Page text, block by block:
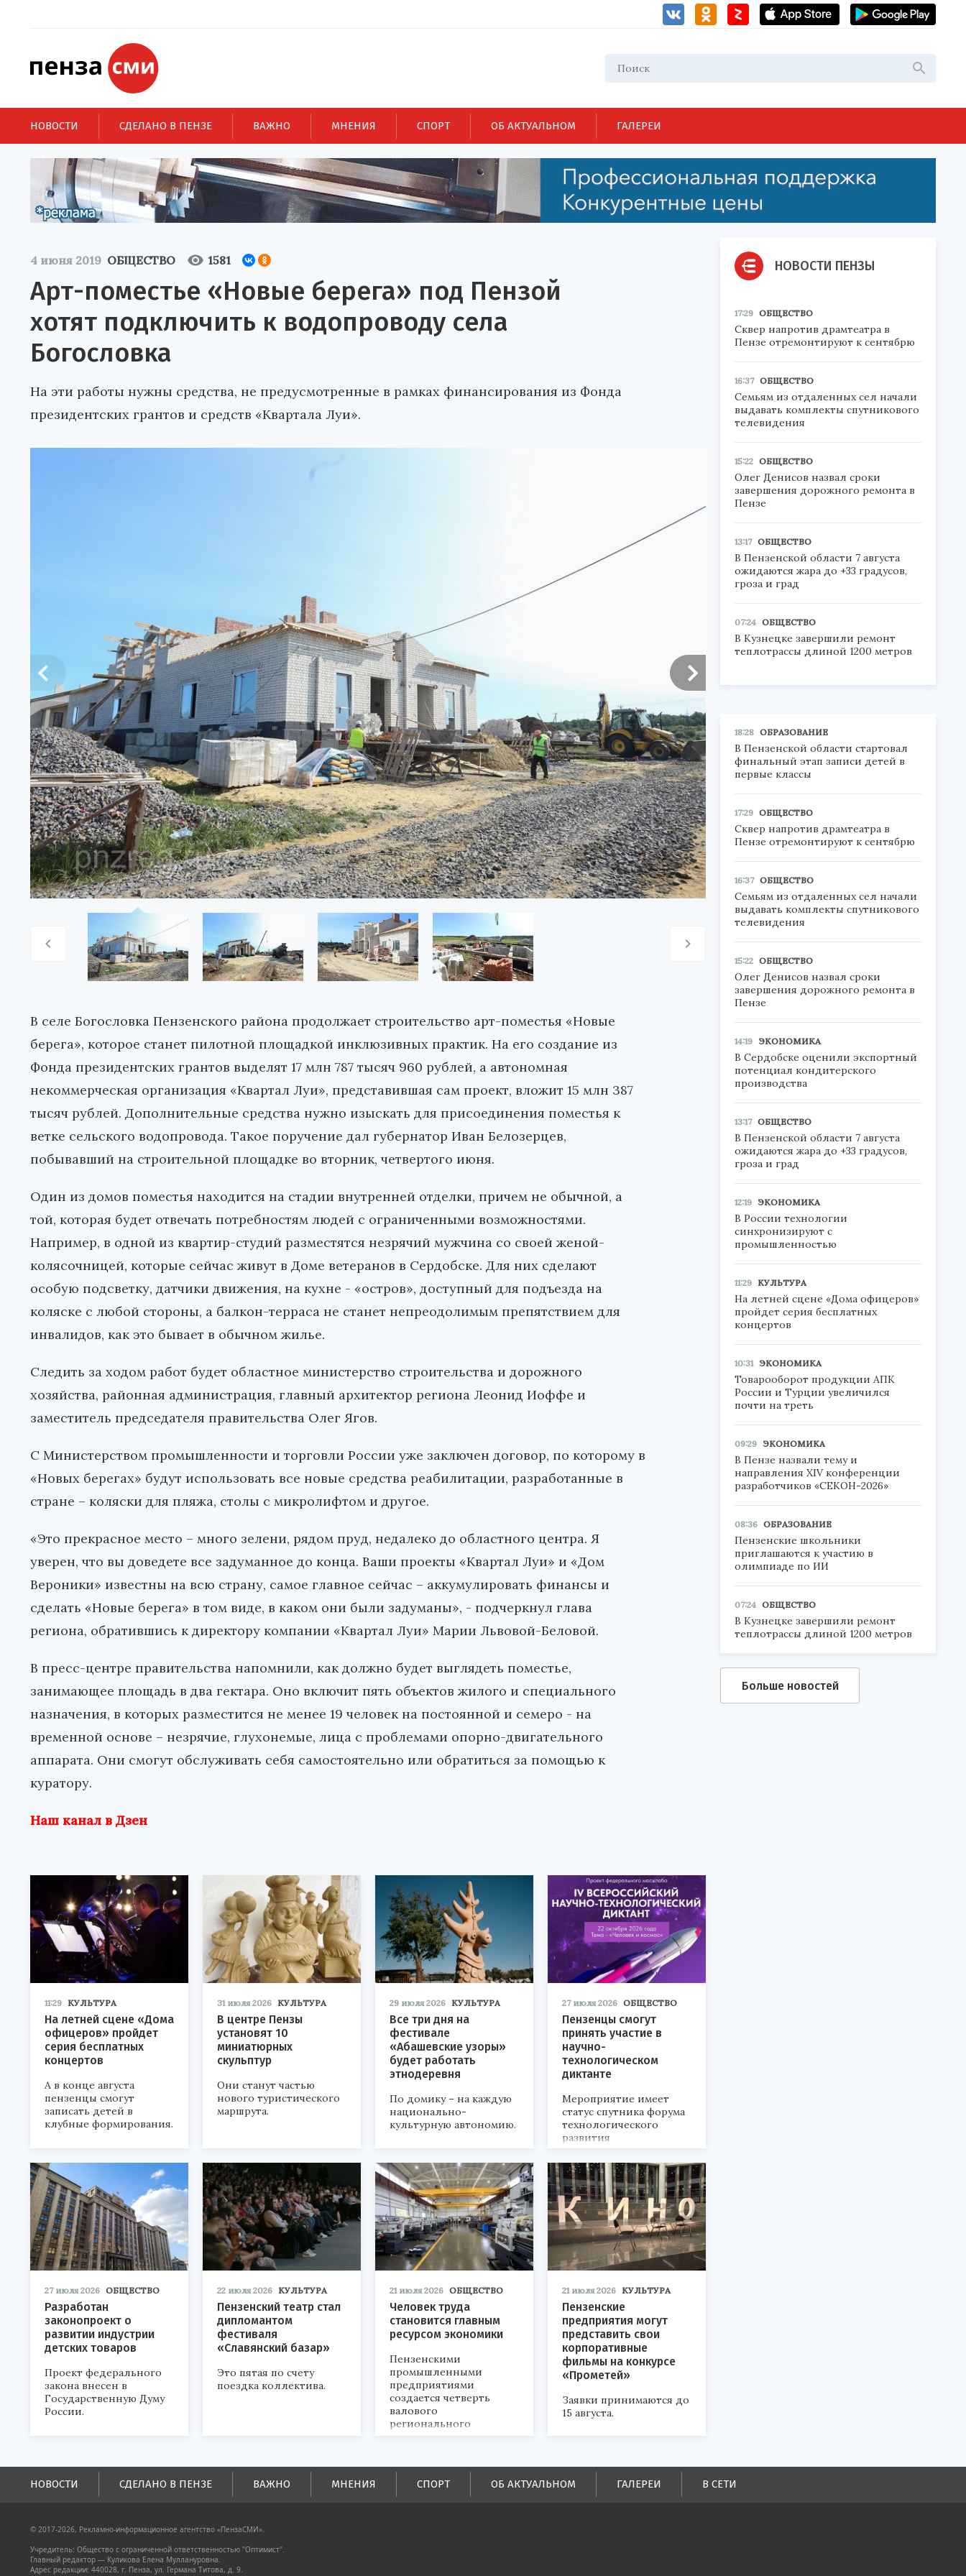
НОВОСТИ СДЕЛАНО В ПЕНЗЕ ВАЖНО МНЕНИЯ СПОРТ ОБ АКТУАЛЬНОМ ГАЛЕРЕИ
4 июня 2019 ОБЩЕСТВО 1581
Арт-поместье «Новые берега» под Пензой
хотят подключить к водопроводу села
Богословка
На эти работы нужны средства, не предусмотренные в рамках финансирования из Фонда
президентских грантов и средств «Квартала Луи».
В селе Богословка Пензенского района продолжает строительство арт-поместья «Новые
берега», которое станет пилотной площадкой инклюзивных практик. На его создание из
Фонда президентских грантов выделят 17 млн 787 тысяч 960 рублей, а автономная
некоммерческая организация «Квартал Луи», представившая сам проект, вложит 15 млн 387
тысяч рублей. Дополнительные средства нужно изыскать для присоединения поместья к
ветке сельского водопровода. Такое поручение дал губернатор Иван Белозерцев,
побывавший на строительной площадке во вторник, четвертого июня.
Один из домов поместья находится на стадии внутренней отделки, причем не обычной, а
той, которая будет отвечать потребностям людей с ограниченными возможностями.
Например, в одной из квартир-студий разместятся незрячий мужчина со своей женой-
колясочницей, которые сейчас живут в Доме ветеранов в Сердобске. Для них сделают
особую подсветку, датчики движения, на кухне - «остров», доступный для подъезда на
коляске с любой стороны, а балкон-терраса не станет непреодолимым препятствием для
инвалидов, как это бывает в обычном жилье.
Следить за ходом работ будет областное министерство строительства и дорожного
хозяйства, районная администрация, главный архитектор региона Леонид Иоффе и
заместитель председателя правительства Олег Ягов.
С Министерством промышленности и торговли России уже заключен договор, по которому в
«Новых берегах» будут использовать все новые средства реабилитации, разработанные в
стране – коляски для пляжа, столы с микролифтом и другое.
«Это прекрасное место – много зелени, рядом пруд, недалеко до областного центра. Я
уверен, что вы доведете все задуманное до конца. Ваши проекты «Квартал Луи» и «Дом
Вероники» известны на всю страну, самое главное сейчас – аккумулировать финансы и
сделать «Новые берега» в том виде, в каком они были задуманы», - подчеркнул глава
региона, обратившись к директору компании «Квартал Луи» Марии Львовой-Беловой.
В пресс-центре правительства напомнили, как должно будет выглядеть поместье,
занимающее площадь в два гектара. Оно включит пять объектов жилого и специального
назначения, в которых разместится не менее 19 человек на постоянной и семеро - на
временной основе – незрячие, глухонемые, лица с проблемами опорно-двигательного
аппарата. Они смогут обслуживать себя самостоятельно или обратиться за помощью к
куратору.
Наш канал в Дзен
11:29 КУЛЬТУРА
На летней сцене «Дома
офицеров» пройдет
серия бесплатных
концертов
А в конце августа
пензенцы смогут
записать детей в
клубные формирования.
31 июля 2026 КУЛЬТУРА
В центре Пензы
установят 10
миниатюрных
скульптур
Они станут частью
нового туристического
маршрута.
29 июля 2026 КУЛЬТУРА
Все три дня на
фестивале
«Абашевские узоры»
будет работать
этнодеревня
По домику – на каждую
национально-
культурную автономию.
27 июля 2026 ОБЩЕСТВО
Пензенцы смогут
принять участие в
научно-
технологическом
диктанте
Мероприятие имеет
статус спутника форума
технологического
развития
«Технопром-2026».
27 июля 2026 ОБЩЕСТВО
Разработан
законопроект о
развитии индустрии
детских товаров
Проект федерального
закона внесен в
Государственную Думу
России.
22 июля 2026 КУЛЬТУРА
Пензенский театр стал
дипломантом
фестиваля
«Славянский базар»
Это пятая по счету
поездка коллектива.
21 июля 2026 ОБЩЕСТВО
Человек труда
становится главным
ресурсом экономики
Пензенскими
промышленными
предприятиями
создается четверть
валового
регионального
продукта и
поступлений в
бюджеты всех уровней.
21 июля 2026 КУЛЬТУРА
Пензенские
предприятия могут
представить свои
корпоративные
фильмы на конкурсе
«Прометей»
Заявки принимаются до
15 августа.
НОВОСТИ ПЕНЗЫ
17:29 ОБЩЕСТВО
Сквер напротив драмтеатра в
Пензе отремонтируют к сентябрю
16:37 ОБЩЕСТВО
Семьям из отдаленных сел начали
выдавать комплекты спутникового
телевидения
15:22 ОБЩЕСТВО
Олег Денисов назвал сроки
завершения дорожного ремонта в
Пензе
13:17 ОБЩЕСТВО
В Пензенской области 7 августа
ожидаются жара до +33 градусов,
гроза и град
07:24 ОБЩЕСТВО
В Кузнецке завершили ремонт
теплотрассы длиной 1200 метров
18:28 ОБРАЗОВАНИЕ
В Пензенской области стартовал
финальный этап записи детей в
первые классы
17:29 ОБЩЕСТВО
Сквер напротив драмтеатра в
Пензе отремонтируют к сентябрю
16:37 ОБЩЕСТВО
Семьям из отдаленных сел начали
выдавать комплекты спутникового
телевидения
15:22 ОБЩЕСТВО
Олег Денисов назвал сроки
завершения дорожного ремонта в
Пензе
14:19 ЭКОНОМИКА
В Сердобске оценили экспортный
потенциал кондитерского
производства
13:17 ОБЩЕСТВО
В Пензенской области 7 августа
ожидаются жара до +33 градусов,
гроза и град
12:19 ЭКОНОМИКА
В России технологии
синхронизируют с
промышленностью
11:29 КУЛЬТУРА
На летней сцене «Дома офицеров»
пройдет серия бесплатных
концертов
10:31 ЭКОНОМИКА
Товарооборот продукции АПК
России и Турции увеличился
почти на треть
09:29 ЭКОНОМИКА
В Пензе назвали тему и
направления XIV конференции
разработчиков «СЕКОН-2026»
08:36 ОБРАЗОВАНИЕ
Пензенские школьники
приглашаются к участию в
олимпиаде по ИИ
07:24 ОБЩЕСТВО
В Кузнецке завершили ремонт
теплотрассы длиной 1200 метров
Больше новостей
НОВОСТИ СДЕЛАНО В ПЕНЗЕ ВАЖНО МНЕНИЯ СПОРТ ОБ АКТУАЛЬНОМ ГАЛЕРЕИ В СЕТИ
© 2017-2026, Рекламно-информационное агентство «ПензаСМИ».
Учредитель: Общество с ограниченной ответственностью "Оптимист".
Главный редактор — Куликова Елена Муллануровна.
Адрес редакции: 440028, г. Пенза, ул. Германа Титова, д. 9.